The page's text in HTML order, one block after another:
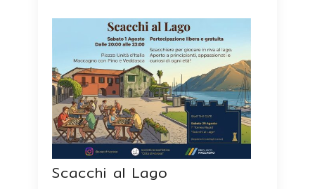
Scacchi al Lago